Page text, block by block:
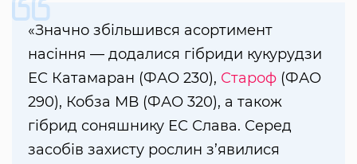
«Значно збільшився асортимент
насіння — додалися гібриди кукурудзи
ЕС Катамаран (ФАО 230), Староф (ФАО
290), Кобза МВ (ФАО 320), а також
гібрид соняшнику ЕС Слава. Серед
засобів захисту рослин з’явилися